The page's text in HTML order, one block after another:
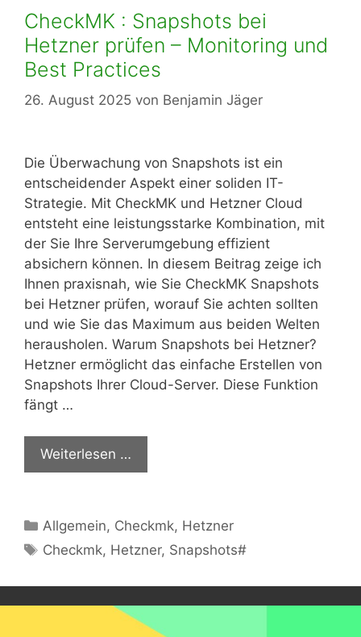
CheckMK : Snapshots bei
Hetzner prüfen – Monitoring und
Best Practices
26. August 2025 von Benjamin Jäger
Die Überwachung von Snapshots ist ein
entscheidender Aspekt einer soliden IT-
Strategie. Mit CheckMK und Hetzner Cloud
entsteht eine leistungsstarke Kombination, mit
der Sie Ihre Serverumgebung effizient
absichern können. In diesem Beitrag zeige ich
Ihnen praxisnah, wie Sie CheckMK Snapshots
bei Hetzner prüfen, worauf Sie achten sollten
und wie Sie das Maximum aus beiden Welten
herausholen. Warum Snapshots bei Hetzner?
Hetzner ermöglicht das einfache Erstellen von
Snapshots Ihrer Cloud-Server. Diese Funktion
fängt …
Weiterlesen …
Kategorien
Allgemein, Checkmk, Hetzner
Schlagwörter
Checkmk, Hetzner, Snapshots#